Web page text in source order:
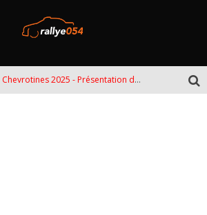
Chevrotines 2025 - Présentation de l'épreuve